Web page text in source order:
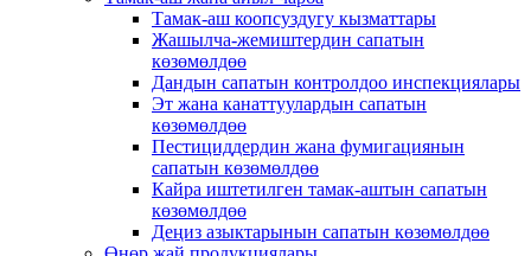
Тамак-аш коопсуздугу кызматтары
Жашылча-жемиштердин сапатын
көзөмөлдөө
Дандын сапатын контролдоо инспекциялары
Эт жана канаттуулардын сапатын
көзөмөлдөө
Пестициддердин жана фумигациянын
сапатын көзөмөлдөө
Кайра иштетилген тамак-аштын сапатын
көзөмөлдөө
Деңиз азыктарынын сапатын көзөмөлдөө